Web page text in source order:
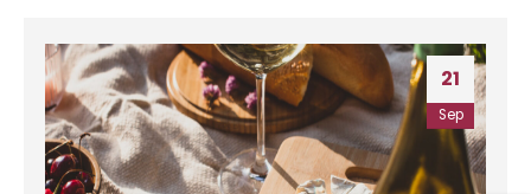
21
Sep